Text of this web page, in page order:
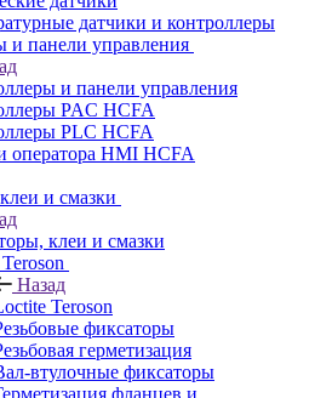
датчики и контроллеры
и панели управления
и панели управления
PAC HCFA
PLC HCFA
оператора HMI HCFA
и смазки
клеи и смазки
Назад
Teroson
фиксаторы
герметизация
втулочные фиксаторы
фланцев и